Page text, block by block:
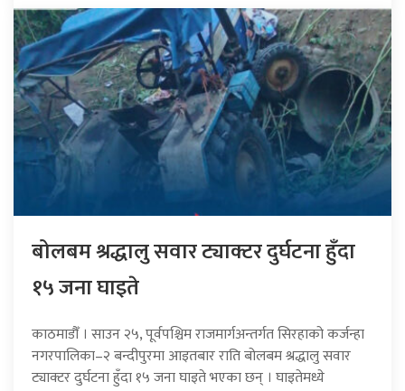
बोलबम श्रद्धालु सवार ट्याक्टर दुर्घटना हुँदा
१५ जना घाइते
काठमाडौँ । साउन २५, पूर्वपश्चिम राजमार्गअन्तर्गत सिरहाको कर्जन्हा
नगरपालिका–२ बन्दीपुरमा आइतबार राति बोलबम श्रद्धालु सवार
ट्याक्टर दुर्घटना हुँदा १५ जना घाइते भएका छन् । घाइतेमध्ये